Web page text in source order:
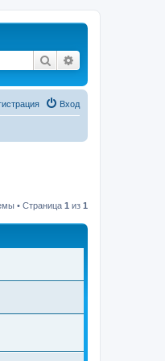
Поиск
Вход
истрация
• Страница 1 из 1